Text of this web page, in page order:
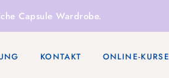
Capsule Wardrobe.
KONTAKT ONLINE-KURSE